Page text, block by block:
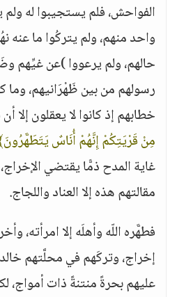
الفواحش، فلم يستجيبوا له
واحد منهم، ولم يتركُوا ما عنه
حالهم، ولم يرعووا )عن غيِّهم
رسولهم من بين ظَهْرَانيهم،
خطابهم إذ كانوا لا يعقلون إلا أن
مِنْ قَرْيَتِكُمْ إِنَّهُمْ أُنَاسٌ
غاية المدح ذمًّا يقتضي
مقالتهم هذه إلا العناد واللجاج.
فطهَّره اللّه وأهلَه إلا امرأته،
إخراج، وتركَهم في محلَّتهم
عليهم بحرةً منتنةً ذات أمواج،